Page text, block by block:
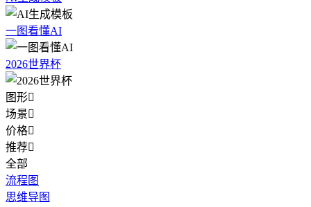
一图看懂AI
2026世界杯
图形
场景
价格
推荐
全部
流程图
思维导图